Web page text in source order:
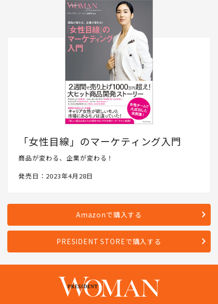
「女性目線」のマーケティング入門
商品が変わる、企業が変わる！
発売日：2023年4月28日
Amazonで購入する
PRESIDENT STOREで購入する